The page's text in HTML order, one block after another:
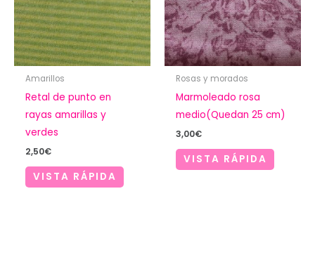
Amarillos
Retal de punto en
rayas amarillas y
verdes
2,50€
VISTA RÁPIDA
Rosas y morados
Marmoleado rosa
medio(Quedan 25 cm)
3,00€
VISTA RÁPIDA